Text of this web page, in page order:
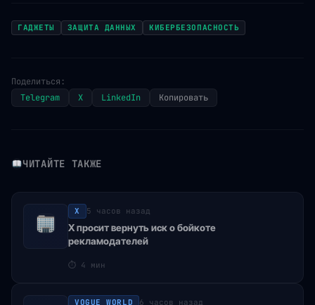
ГАДЖЕТЫ ЗАЩИТА ДАННЫХ КИБЕРБЕЗОПАСНОСТЬ
Поделиться:
Telegram
X LinkedIn Копировать
ЧИТАЙТЕ ТАКЖЕ
X 5 часов назад
X просит вернуть иск о бойкоте
рекламодателей
⏱ 4 мин
VOGUE WORLD 6 часов назад